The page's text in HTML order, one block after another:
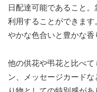
日配達可能であること
利用することができま
やかな色合いと豊かな香
他の供花や弔花と比べ
ン、メッセージカード